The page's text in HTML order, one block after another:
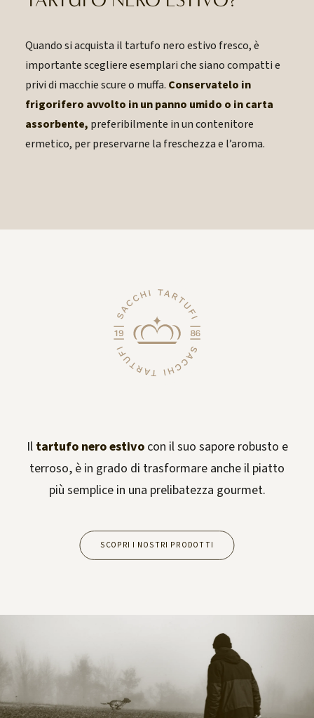
Quando si acquista il tartufo nero estivo fresco, è
importante scegliere esemplari che siano compatti e
privi di macchie scure o muffa. Conservatelo in
frigorifero avvolto in un panno umido o in carta
assorbente, preferibilmente in un contenitore
ermetico, per preservarne la freschezza e l’aroma.
Il tartufo nero estivo con il suo sapore robusto e
terroso, è in grado di trasformare anche il piatto
più semplice in una prelibatezza gourmet.
SCOPRI I NOSTRI PRODOTTI